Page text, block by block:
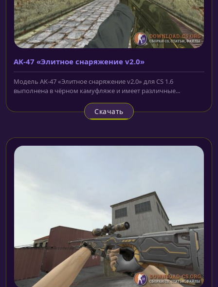
AK-47 «Элитное снаряжение v2.0»
Модель AK-47 «Элитное снаряжение v2.0» для CS 1.6
выполнена в чёрном камуфляже и имеет различные...
Скачать